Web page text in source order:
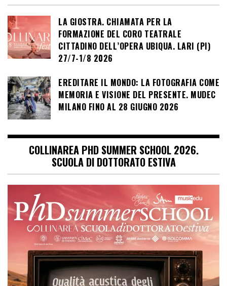
LA GIOSTRA. CHIAMATA PER LA
FORMAZIONE DEL CORO TEATRALE
CITTADINO DELL’OPERA UBIQUA. LARI (PI)
27/7-1/8 2026
EREDITARE IL MONDO: LA FOTOGRAFIA COME
MEMORIA E VISIONE DEL PRESENTE. MUDEC
MILANO FINO AL 28 GIUGNO 2026
COLLINAREA PHD SUMMER SCHOOL 2026.
SCUOLA DI DOTTORATO ESTIVA